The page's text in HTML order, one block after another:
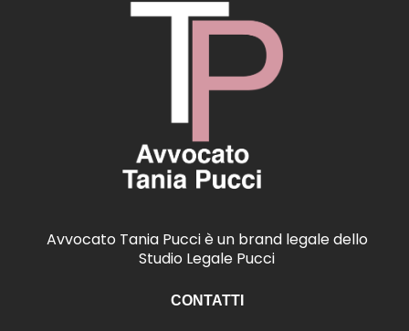
Avvocato Tania Pucci è un brand legale dello
Studio Legale Pucci
CONTATTI